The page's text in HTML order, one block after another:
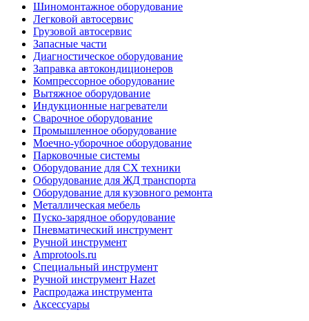
Шиномонтажное оборудование
Легковой автосервис
Грузовой автосервис
Запасные части
Диагностическое оборудование
Заправка автокондиционеров
Компрессорное оборудование
Вытяжное оборудование
Индукционные нагреватели
Сварочное оборудование
Промышленное оборудование
Моечно-уборочное оборудование
Парковочные системы
Оборудование для СХ техники
Оборудование для ЖД транспорта
Оборудование для кузовного ремонта
Металлическая мебель
Пуско-зарядное оборудование
Пневматический инструмент
Ручной инструмент
Amprotools.ru
Специальный инструмент
Ручной инструмент Hazet
Распродажа инструмента
Аксессуары